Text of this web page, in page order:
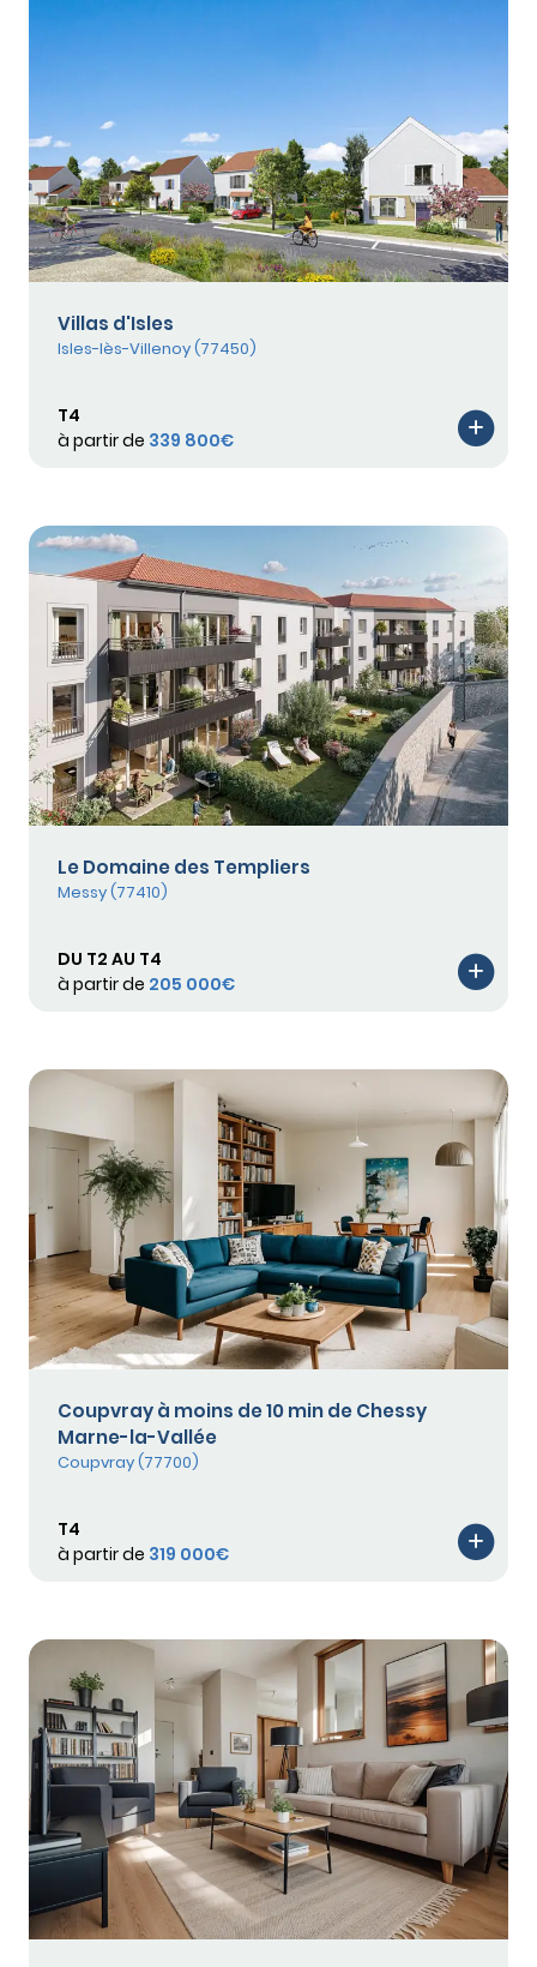
Villas d'Isles
Isles-lès-Villenoy (77450)
T4
à partir de 339 800€
Le Domaine des Templiers
Messy (77410)
DU T2 AU T4
à partir de 205 000€
Coupvray à moins de 10 min de Chessy
Marne-la-Vallée
Coupvray (77700)
T4
à partir de 319 000€